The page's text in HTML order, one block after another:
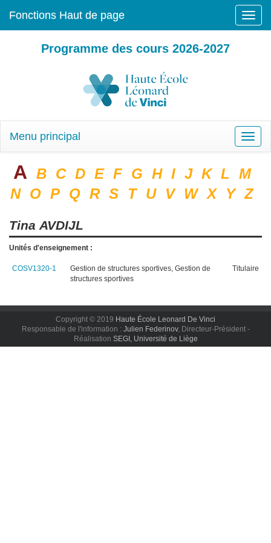
Toggle
Fonctions Haut de page
Programme des cours 2026-2027
Toggle
Menu principal
A B C D E F G H I J K L M
N O P Q R S T U V W X Y Z
Tina AVDIJL
Unités d'enseignement :
COSV1320-1
Gestion de structures sportives, Gestion de
structures sportives
Titulaire
Copyright © 2019 Haute École Leonard De Vinci
Responsable de l'information : Julien Federinov, Directeur-Président -
Réalisation SEGI, Université de Liège